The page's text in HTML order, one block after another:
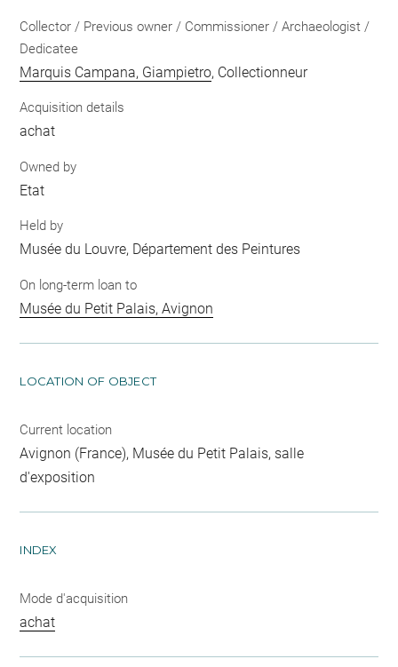
Collector / Previous owner / Commissioner / Archaeologist /
Dedicatee
Marquis Campana, Giampietro, Collectionneur
Acquisition details
achat
Owned by
Etat
Held by
Musée du Louvre, Département des Peintures
On long-term loan to
Musée du Petit Palais, Avignon
LOCATION OF OBJECT
Current location
Avignon (France), Musée du Petit Palais, salle
d'exposition
INDEX
Mode d'acquisition
achat